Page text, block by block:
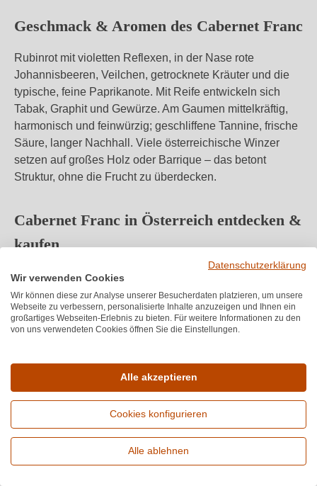
Geschmack & Aromen des Cabernet Franc
Rubinrot mit violetten Reflexen, in der Nase rote
Johannisbeeren, Veilchen, getrocknete Kräuter und die
typische, feine Paprikanote. Mit Reife entwickeln sich
Tabak, Graphit und Gewürze. Am Gaumen mittelkräftig,
harmonisch und feinwürzig; geschliffene Tannine, frische
Säure, langer Nachhall. Viele österreichische Winzer
setzen auf großes Holz oder Barrique – das betont
Struktur, ohne die Frucht zu überdecken.
Cabernet Franc in Österreich entdecken &
kaufen
Entdecken SieCabernet Franc Österreich
prägenden Winzern aus demBurgenlandund der
Steiermark sowie charaktervolle Interpretationen aus
Frankreich und Italien. Filtern Sie nach Jahrgang,
finden Sie Ihren Stil – von saftig-frisch bis kraftvoll-würzig.
Cabernet Franc kaufenund direkt vom Winzer
genießen.
Speiseempfehlungen zu Cabernet Franc
Erweiterte Suche
Datenschutzerklärung
Wir verwenden Cookies
Wir können diese zur Analyse unserer Besucherdaten platzieren, um unsere
Webseite zu verbessern, personalisierte Inhalte anzuzeigen und Ihnen ein
großartiges Webseiten-Erlebnis zu bieten. Für weitere Informationen zu den
von uns verwendeten Cookies öffnen Sie die Einstellungen.
Alle akzeptieren
Cookies konfigurieren
Alle ablehnen